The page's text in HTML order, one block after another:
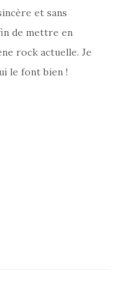
et sans
de mettre en
rock actuelle. Je
le font bien !